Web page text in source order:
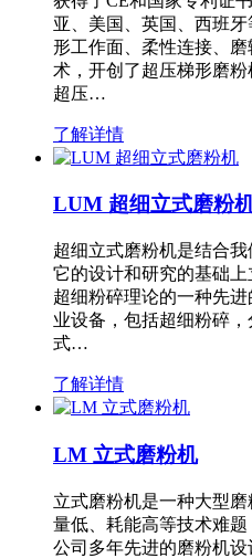
亚、美国、英国、西班
形工作面、柔性连接、
术，开创了超压梯形磨
超压…
了解详情
LUM 超细立式磨粉
超细立式磨粉机是结合
它的设计和研究的基础
超细粉碎理论的一种先
业设备，包括超细粉碎
式…
了解详情
LM 立式磨粉机
立式磨粉机是一种大型
量低、耗能高等技术难
公司多年先进的磨粉机